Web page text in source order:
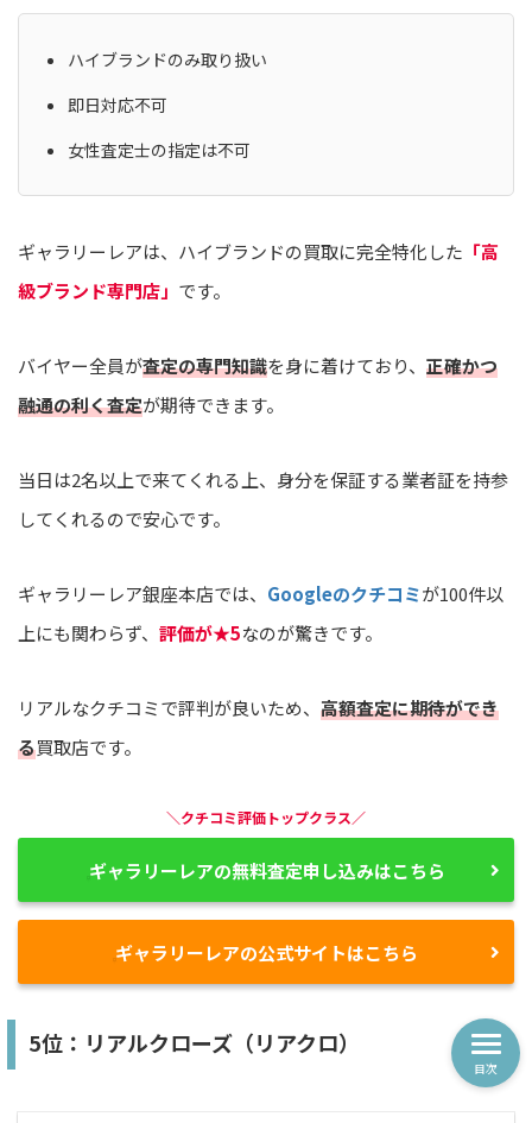
ハイブランドのみ取り扱い
即日対応不可
女性査定士の指定は不可
ギャラリーレアは、ハイブランドの買取に完全特化した 「高
級ブランド専門店」 です。
バイヤー全員が査定の専門知識を身に着けており、 正確かつ
融通の利く査定が期待できます。
当日は2名以上で来てくれる上、身分を保証する業者証を持参
してくれるので安心です。
ギャラリーレア銀座本店では、 Googleのクチコミが100件以
上にも関わらず、 評価が★5なのが驚きです。
リアルなクチコミで評判が良いため、 高額査定に期待ができ
る買取店です。
＼クチコミ評価トップクラス／
ギャラリーレアの無料査定申し込みはこちら
ギャラリーレアの公式サイトはこちら
5位：リアルクローズ（リアクロ）
目次